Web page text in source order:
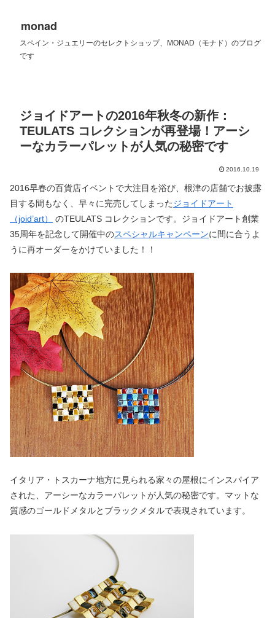
monad
スペイン・ジュエリーのセレクトショップ、MONAD（モナド）のブログ
です
ジョイドアートの2016年秋冬の新作：
TEULATS コレクションが再登場！アーシ
ーなカラーパレットが人気の秘密です
2016.10.19
2016早春の百貨店イベントで大注目を浴び、根津の店舗でお披露
目する間もなく、早々に完売してしまったジョイドアート
（joid’art）
のTEULATS コレクションです。ジョイドアート創業
35周年を記念して開催中のスペシャルキャンペーンに間に合うよ
うに再オーダーをかけていました！！
イタリア・トスカーナ地方に見られる家々の屋根にインスパイア
された、アーシーなカラーパレットが人気の秘密です。マットな
質感のゴールドメタルとブラックメタルで表現されています。